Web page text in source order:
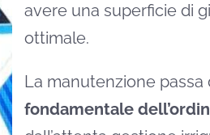
avere una superficie di
ottimale.
La manutenzione passa
fondamentale